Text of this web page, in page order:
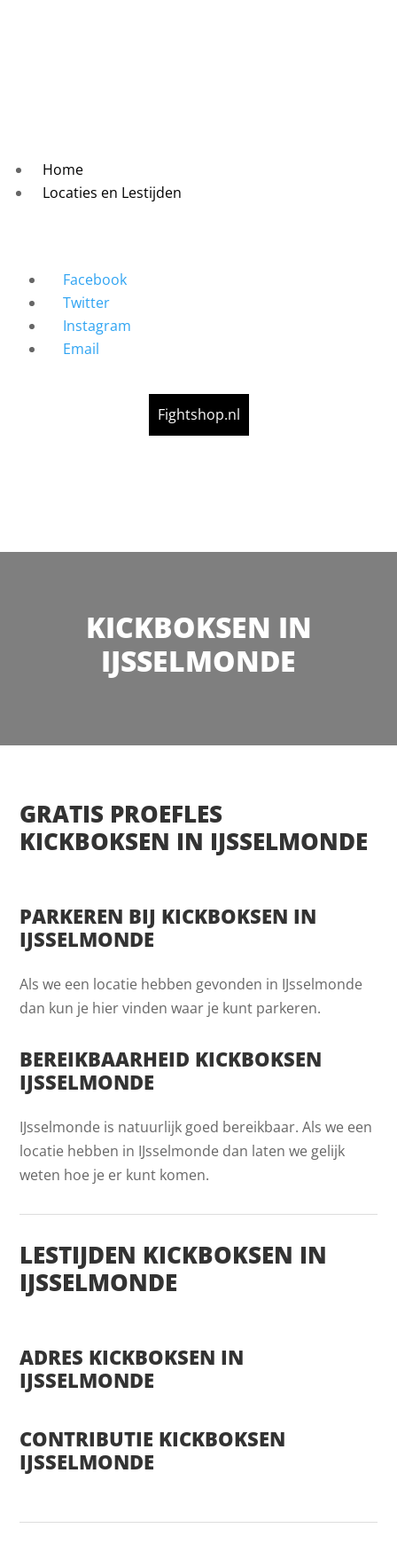
Home
Locaties en Lestijden
Facebook
Twitter
Instagram
Email
Fightshop.nl
KICKBOKSEN IN
IJSSELMONDE
GRATIS PROEFLES
KICKBOKSEN IN IJSSELMONDE
PARKEREN BIJ KICKBOKSEN IN
IJSSELMONDE
Als we een locatie hebben gevonden in IJsselmonde
dan kun je hier vinden waar je kunt parkeren.
BEREIKBAARHEID KICKBOKSEN
IJSSELMONDE
IJsselmonde is natuurlijk goed bereikbaar. Als we een
locatie hebben in IJsselmonde dan laten we gelijk
weten hoe je er kunt komen.
LESTIJDEN KICKBOKSEN IN
IJSSELMONDE
ADRES KICKBOKSEN IN
IJSSELMONDE
CONTRIBUTIE KICKBOKSEN
IJSSELMONDE